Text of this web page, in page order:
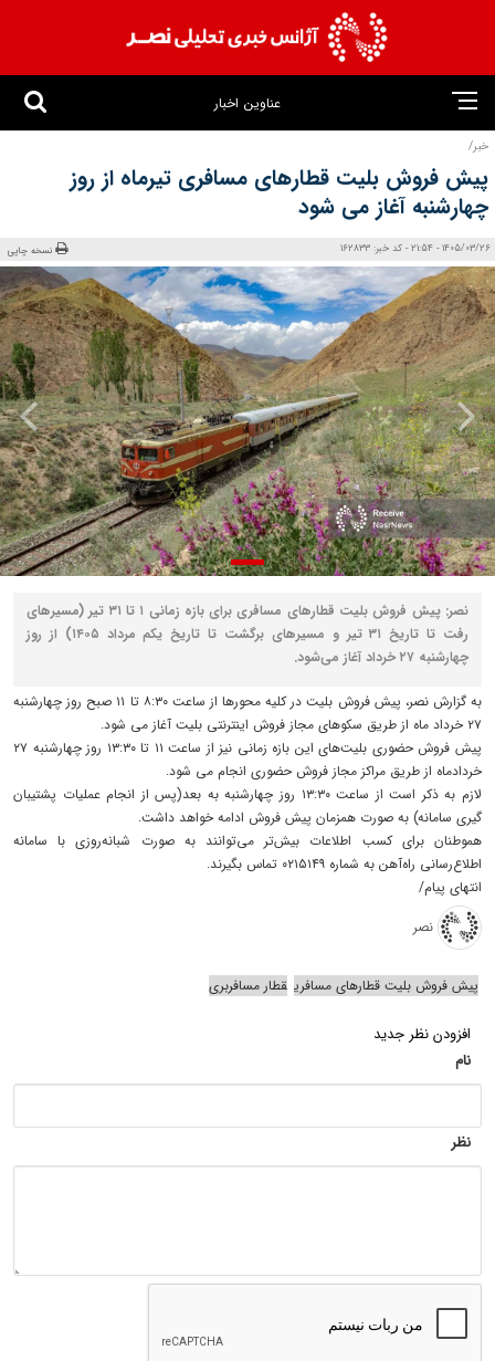
عناوین اخبار
خبر/
پیش فروش بلیت‌ قطارهای مسافری تیرماه از روز
چهارشنبه آغاز می شود
1405/03/26 - 21:54 - کد خبر: 162833 نسخه چاپی
نصر: پیش فروش بلیت‌ قطارهای مسافری برای بازه زمانی ۱ تا ۳۱ تیر (مسیرهای
رفت تا تاریخ ۳۱ تیر و مسیرهای برگشت تا تاریخ یکم مرداد ۱۴۰۵) از روز
چهارشنبه ۲۷ خرداد آغاز می‌شود.
به گزارش نصر، پیش فروش بلیت در کلیه محورها از ساعت ۸:۳۰ تا ۱۱ صبح روز چهارشنبه
۲۷ خرداد ماه از طریق سکوهای مجاز فروش اینترنتی بلیت آغاز می شود.
پیش فروش حضوری بلیت‌های این بازه زمانی نیز از ساعت ۱۱ تا ۱۳:۳۰ روز چهارشنبه ۲۷
خردادماه از طریق مراکز مجاز فروش حضوری انجام می شود.
لازم به ذکر است از ساعت ۱۳:۳۰ روز چهارشنبه به بعد(پس از انجام عملیات پشتیبان
گیری سامانه) به صورت همزمان پیش فروش ادامه خواهد داشت.
هموطنان برای کسب اطلاعات بیش‌تر می‌توانند به صورت شبانه‌روزی با سامانه
اطلاع‌رسانی راه‌آهن به شماره ۰۲۱۵۱۴۹ تماس بگیرند.
انتهای پیام/
نصر
پیش فروش بلیت قطارهای مسافری قطار مسافربری
افزودن نظر جدید
نام
نظر